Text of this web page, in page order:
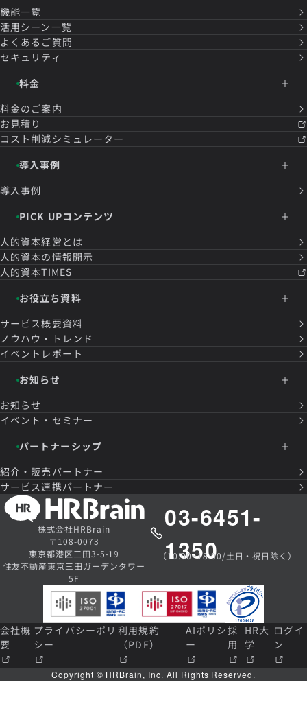
機能一覧
活用シーン一覧
よくあるご質問
セキュリティ
料金
料金のご案内
お見積り
コスト削減シミュレーター
導入事例
導入事例
PICK UPコンテンツ
人的資本経営とは
人的資本の情報開示
人的資本TIMES
お役立ち資料
サービス概要資料
ノウハウ・トレンド
イベントレポート
お知らせ
お知らせ
イベント・セミナー
パートナーシップ
紹介・販売パートナー
サービス連携パートナー
株式会社HRBrain
〒108-0073
東京都港区三田3-5-19
住友不動産東京三田ガーデンタワー
5F
03-6451-
1350
（10:00~18:00/土日・祝日除く）
会社概
要
プライバシーポリ
シー
利用規約
（PDF）
AIポリシ
ー
採
用
HR大
学
ログイ
ン
Copyright © HRBrain, Inc. All Rights Reserved.